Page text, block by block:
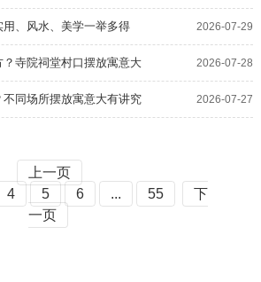
、风水、美学一举多得 2026-07-29
寺院祠堂村口摆放寓意大 2026-07-28
同场所摆放寓意大有讲究 2026-07-27
上一页
4 5 6 ... 55
下
一页